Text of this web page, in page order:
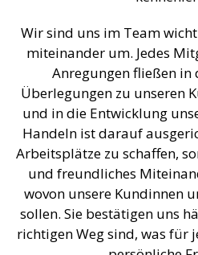
Wir sind uns im Team
miteinander um. Jedes
Anregungen fließen in
Überlegungen zu unseren
und in die Entwicklung
Handeln ist darauf
Arbeitsplätze zu schaffen,
und freundliches
wovon unsere Kundinnen
sollen. Sie bestätigen uns
richtigen Weg sind, was für
persönliche